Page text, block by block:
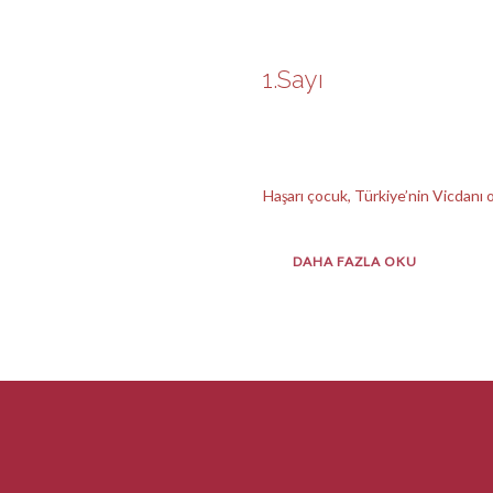
1.Sayı
Haşarı çocuk, Türkiye’nin Vicdanı
DAHA FAZLA OKU